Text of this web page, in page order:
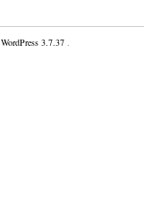
WordPress 3.7.37 .